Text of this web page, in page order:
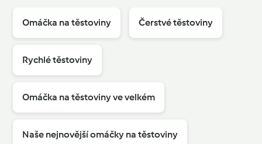
Omáčka na těstoviny Čerstvé těstoviny
Rychlé těstoviny
Omáčka na těstoviny ve velkém
Naše nejnovější omáčky na těstoviny